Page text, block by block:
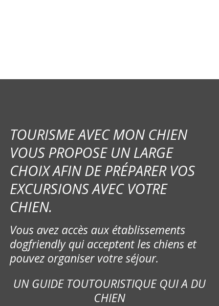
i
n
d
e
s
m
e
s
s
a
TOURISME AVEC MON CHIEN
VOUS PROPOSE UN LARGE
CHOIX AFIN DE PRÉPARER VOS
EXCURSIONS AVEC VOTRE
CHIEN.
Vous avez accès aux établissements
dogfriendly qui acceptent les chiens et
pouvez organiser votre séjour.
UN GUIDE TOUTOURISTIQUE QUI A DU
CHIEN